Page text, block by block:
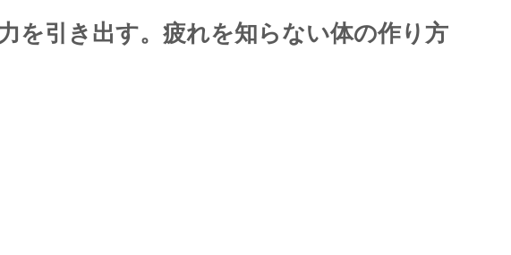
を引き出す。疲れを知らない体の作り方